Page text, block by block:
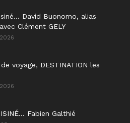
David Buonomo, alias
Clément GELY
voyage, DESTINATION les
Fabien Galthié